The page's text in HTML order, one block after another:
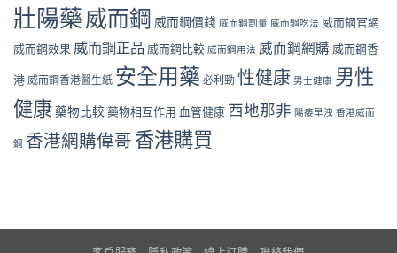
壯陽藥 威而鋼 威而鋼價錢 威而鋼劑量 威而鋼吃法 威而鋼官網
威而鋼效果 威而鋼正品 威而鋼比較 威而鋼用法 威而鋼網購 威而鋼香
港 威而鋼香港醫生紙 安全用藥 必利勁 性健康 男士健康 男性
健康藥物比較藥物相互作用 血管健康 西地那非 陽痿早洩 香港威而
鋼 香港網購偉哥 香港購買